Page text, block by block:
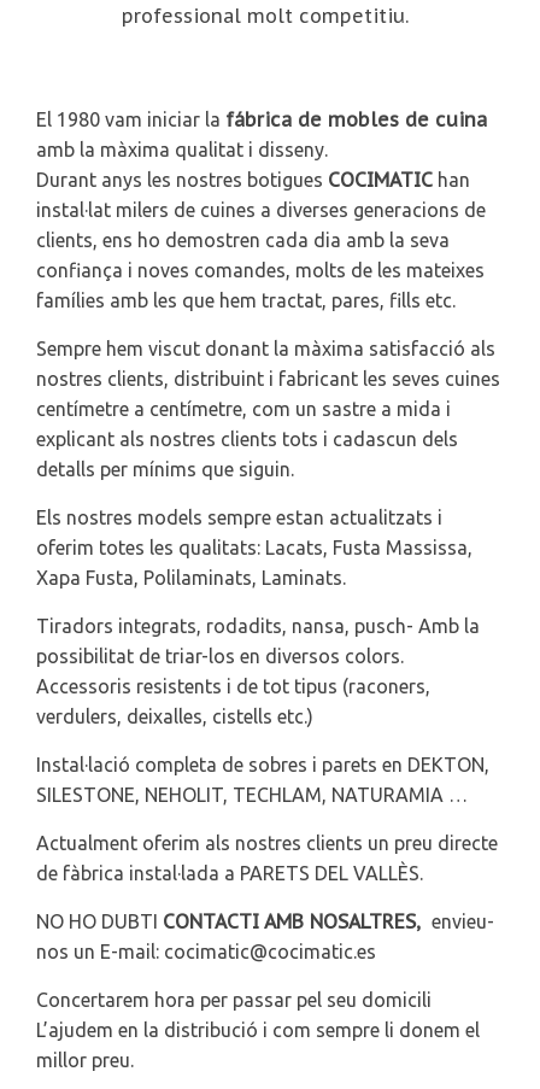
professional molt competitiu.
El 1980 vam iniciar la fábrica de mobles de cuina
amb la màxima qualitat i disseny.
Durant anys les nostres botigues COCIMATIC han
instal·lat milers de cuines a diverses generacions de
clients, ens ho demostren cada dia amb la seva
confiança i noves comandes, molts de les mateixes
famílies amb les que hem tractat, pares, fills etc.
Sempre hem viscut donant la màxima satisfacció als
nostres clients, distribuint i fabricant les seves cuines
centímetre a centímetre, com un sastre a mida i
explicant als nostres clients tots i cadascun dels
detalls per mínims que siguin.
Els nostres models sempre estan actualitzats i
oferim totes les qualitats: Lacats, Fusta Massissa,
Xapa Fusta, Polilaminats, Laminats.
Tiradors integrats, rodadits, nansa, pusch- Amb la
possibilitat de triar-los en diversos colors.
Accessoris resistents i de tot tipus (raconers,
verdulers, deixalles, cistells etc.)
Instal·lació completa de sobres i parets en DEKTON,
SILESTONE, NEHOLIT, TECHLAM, NATURAMIA …
Actualment oferim als nostres clients un preu directe
de fàbrica instal·lada a PARETS DEL VALLÈS.
NO HO DUBTI CONTACTI AMB NOSALTRES, envieu-
nos un E-mail: cocimatic@cocimatic.es
Concertarem hora per passar pel seu domicili
L’ajudem en la distribució i com sempre li donem el
millor preu.